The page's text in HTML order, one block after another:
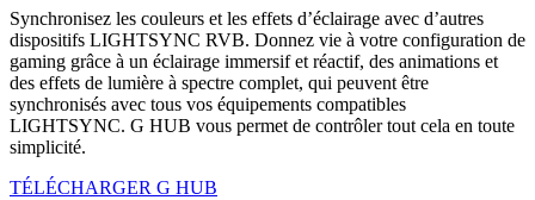
Synchronisez les couleurs et les effets d’éclairage avec d’autres
dispositifs LIGHTSYNC RVB. Donnez vie à votre configuration de
gaming grâce à un éclairage immersif et réactif, des animations et
des effets de lumière à spectre complet, qui peuvent être
synchronisés avec tous vos équipements compatibles
LIGHTSYNC. G HUB vous permet de contrôler tout cela en toute
simplicité.
TÉLÉCHARGER G HUB